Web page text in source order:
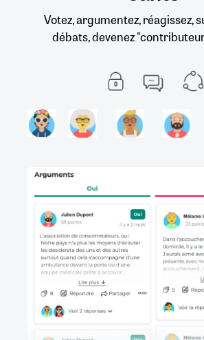
Votez, argumentez, réagissez,
débats, devenez